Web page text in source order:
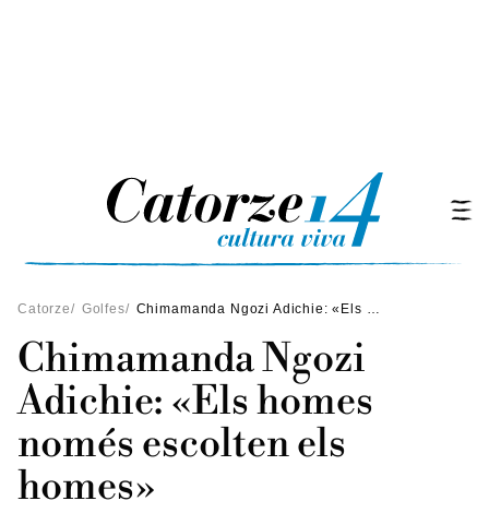
Catorze/ Golfes/ Chimamanda Ngozi Adichie: «Els homes només escolten els homes»
Chimamanda Ngozi
Adichie: «Els homes
només escolten els
homes»